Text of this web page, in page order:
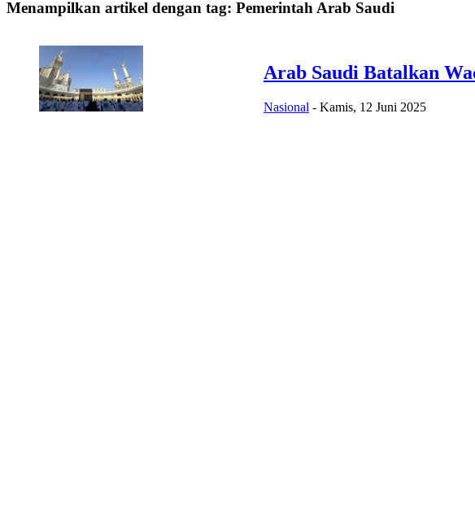
Menampilkan artikel dengan tag: Pemerintah Arab Saudi
Arab Saudi Batalkan
Nasional - Kamis, 12 Juni 2025